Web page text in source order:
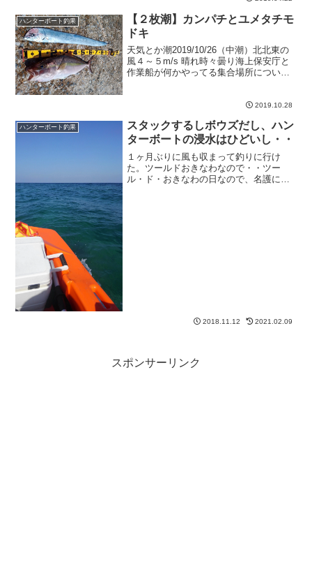
ハンターボート釣果
【２枚潮】カンパチとユメタチモ
ドキ
天気とか潮2019/10/26（中潮）北北東の
風４～５m/s 晴れ時々曇り海上保安庁と
作業船が何かやってる集合場所について
反対派かな？小さなボートも結構浮いて
2019.10.28
ハンターボート釣果
スタックするしボウズだし、ハン
ターボートの浸水はひどいし・・
１ヶ月ぶりに風も収まって釣りに行け
た。ツールドおきなわなので・・ツー
ル・ド・おきなわの日なので、名護には
2018.11.12 2021.02.09
スポンサーリンク